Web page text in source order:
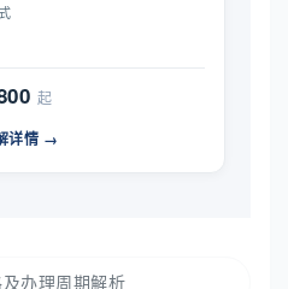
起
详情 →
办理周期解析